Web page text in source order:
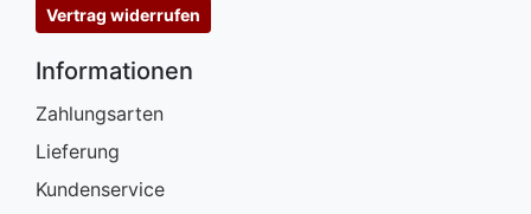
Vertrag widerrufen
Informationen
Zahlungsarten
Lieferung
Kundenservice